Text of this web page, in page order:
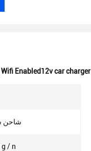
Wifi Enabled12v car charger
شاحن
g / n